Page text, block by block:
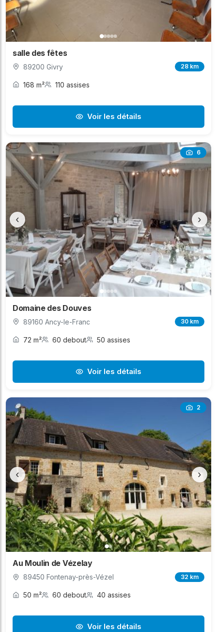
salle des fêtes
89200 Givry 28 km
168 m² 110 assises
Voir les détails
6
‹ ›
Domaine des Douves
89160 Ancy-le-Franc 30 km
72 m² 60 debout 50 assises
Voir les détails
2
‹ ›
Au Moulin de Vézelay
89450 Fontenay-près-Vézel 32 km
50 m² 60 debout 40 assises
Voir les détails